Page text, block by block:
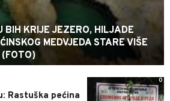
BIH KRIJE JEZERO, HILJADE
MEDVJEDA STARE VIŠE
0
Rastuška pećina